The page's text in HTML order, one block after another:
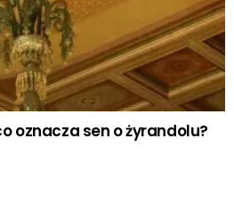
oznacza sen o żyrandolu?